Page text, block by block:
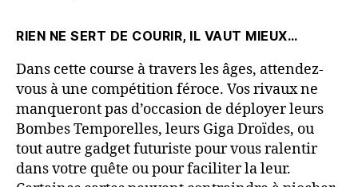
RIEN NE SERT DE COURIR, IL VAUT MIEUX…
Dans cette course à travers les âges, attendez-
vous à une compétition féroce. Vos rivaux ne
manqueront pas d’occasion de déployer leurs
Bombes Temporelles, leurs Giga Droïdes, ou
tout autre gadget futuriste pour vous ralentir
dans votre quête ou pour faciliter la leur.